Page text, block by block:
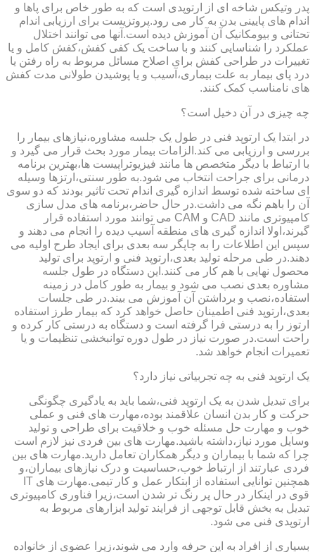
پدر وتیکس شاخه ای از ارتوپدی است که به طور خاص برای پاها و
اندام های پایینی بدن به کار می رود.پروتزیست برای ارزیابی اندام
تحتانی و بیومکانیک آن آموزش دیده است.آنها می توانند اختلال
عملکرد را شناسایی کنند و با ساخت یک کفی کفش،کفش کامل و یا
تغییرات در طراحی کفش برای اصلاح مسائل مربوط به راه رفتن یا
درد پای بیمار به علت بیماری،آسیب و یا پوشیدن طولانی مدت کفش
های نامناسب کمک کنند.
چه چیزی در آن دخیل است؟
در ابتدا یک ارتوپد فنی در طول یک جلسه مشاوره،نیازهای بیمار را
بررسی و ارزیابی می کند.الزامات بیمار مورد بحث قرار می گیرد و
با ارتباط با دیگر متخصص ها مانند فیزیوتراپیست ها،بهترین برنامه
درمانی برای جراحت انتخاب می شود.به طور سنتی،ارتزها وسیله
ای ساخته شده توسط اندازه گیری اندام تحت تاثیر بودند که دو سوی
آن را باهم نگه می داشت.در حال حاضر،برنامه های مدل سازی
کامپیوتری مانند CAD و CAM می توانند مورد استفاده قرار
گیرند،اولا اندازه گیری های منطقه آسیب دیده را انجام می دهند و
سپس این اطلاعات را به چاپگر سه بعدی برای ایجاد طرح اولیه می
دهند.در طی مرحله تولید بعدی،ارتوپد فنی و ارتوپد برای تولید
محصول نهایی با هم کار می کنند.این دستگاه در طول جلسه
مشاوره بعدی نصب می شود و بیمار به طور کامل در زمینه
استفاده،نصب و برداشتن آن آموزش می بیند.در طی جلسات
بعدی،ارتوپد فنی اطمینان حاصل خواهد کرد که بیمار طرز استفاده
ارتوز را به درستی فرا گرفته است و دستگاه به درستی کار کرده و
راحت است.در صورت نیاز در طول دوره توانبخشی تنظیمات و یا
تعمیرات انجام خواهد شد.
یک ارتوپد فنی به چه تجربیاتی نیاز دارد؟
برای تبدیل شدن به یک ارتوپد فنی،شما باید به یادگیری چگونگی
حرکت و کار بدن انسان علاقمند بوده،مهارت های فنی و عملی
خوب و مهارت حل مسئله خوب و خلاقیت برای طراحی و تولید
وسایل مورد نیاز،داشته باشید.مهارت های بین فردی نیز لازم است
چرا که شما با بیماران و دیگر همکاران تعامل دارید.مهارت های بین
فردی عبارتند از ارتباط خوب،حساسیت و درک نیازهای بیماران،و
همچنین توانایی استفاده از ابتکار عمل و کار تیمی.مهارت های IT
قوی در اینکار در حال پر رنگ تر شدن است،زیرا فناوری کامپیوتری
تبدیل به بخش قابل توجهی از فرایند تولید ابزارهای مربوط به
ارتوپدی فنی می شود.
بسیاری از افراد به این حرفه وارد می شوند،زیرا عضوی از خانواده